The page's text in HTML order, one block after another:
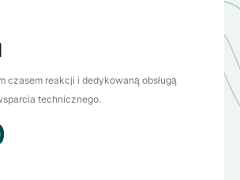
konserwacja
czasem reakcji i dedykowaną obsługą
technicznego.